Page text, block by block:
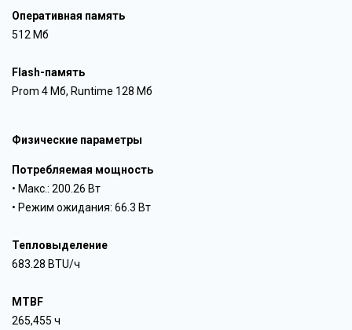
Оперативная память
512 Мб
Flash-память
Prom 4 Мб, Runtime 128 Мб
Физические параметры
Потребляемая мощность
• Макс.: 200.26 Вт
• Режим ожидания: 66.3 Вт
Тепловыделение
683.28 BTU/ч
MTBF
265,455 ч